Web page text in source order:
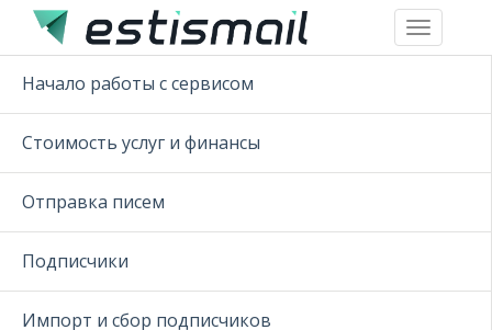
Toggle
navigation
Начало работы с сервисом
Стоимость услуг и финансы
Отправка писем
Подписчики
Импорт и сбор подписчиков